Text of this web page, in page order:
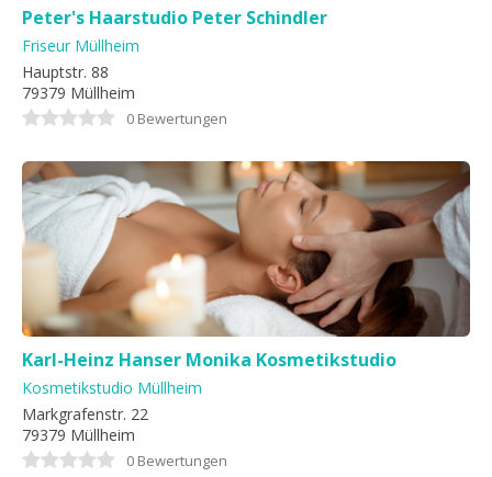
Peter's Haarstudio Peter Schindler
Friseur Müllheim
Hauptstr. 88
79379 Müllheim
0 Bewertungen
Karl-Heinz Hanser Monika Kosmetikstudio
Kosmetikstudio Müllheim
Markgrafenstr. 22
79379 Müllheim
0 Bewertungen